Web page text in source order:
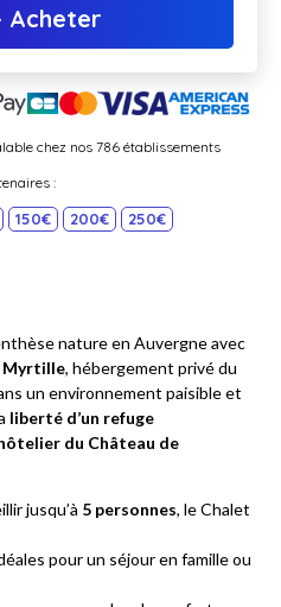
chez nos 786 établissements
:
150€ 200€ 250€
nature en Auvergne avec
Myrtille, hébergement privé du
un environnement paisible et
liberté d’un refuge
du Château de
jusqu’à 5 personnes, le Chalet
pour un séjour en famille ou